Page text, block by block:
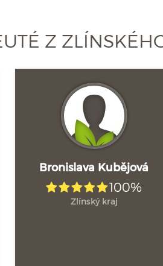
Z
Bronislava Kubějová
100%
Zlínský kraj